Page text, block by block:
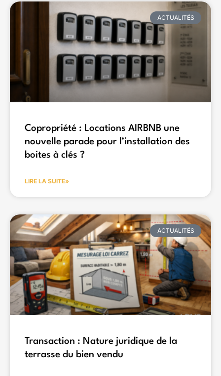
ACTUALITÉS
Copropriété : Locations AIRBNB une
nouvelle parade pour l’installation des
boites à clés ?
LIRE LA SUITE»
ACTUALITÉS
Transaction : Nature juridique de la
terrasse du bien vendu